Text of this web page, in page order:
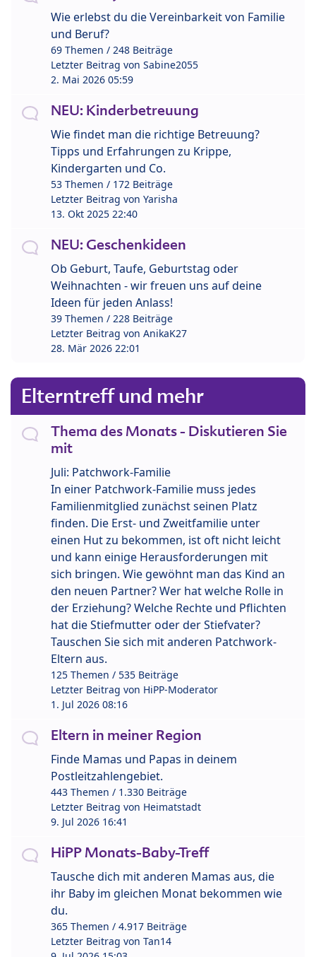
Wie erlebst du die Vereinbarkeit von Familie
und Beruf?
69 Themen / 248 Beiträge
Letzter Beitrag von Sabine2055
2. Mai 2026 05:59
NEU: Kinderbetreuung
Wie findet man die richtige Betreuung?
Tipps und Erfahrungen zu Krippe,
Kindergarten und Co.
53 Themen / 172 Beiträge
Letzter Beitrag von Yarisha
13. Okt 2025 22:40
NEU: Geschenkideen
Ob Geburt, Taufe, Geburtstag oder
Weihnachten - wir freuen uns auf deine
Ideen für jeden Anlass!
39 Themen / 228 Beiträge
Letzter Beitrag von AnikaK27
28. Mär 2026 22:01
Elterntreff und mehr
Thema des Monats - Diskutieren Sie
mit
Juli: Patchwork-Familie
In einer Patchwork-Familie muss jedes
Familienmitglied zunächst seinen Platz
finden. Die Erst- und Zweitfamilie unter
einen Hut zu bekommen, ist oft nicht leicht
und kann einige Herausforderungen mit
sich bringen. Wie gewöhnt man das Kind an
den neuen Partner? Wer hat welche Rolle in
der Erziehung? Welche Rechte und Pflichten
hat die Stiefmutter oder der Stiefvater?
Tauschen Sie sich mit anderen Patchwork-
Eltern aus.
125 Themen / 535 Beiträge
Letzter Beitrag von HiPP-Moderator
1. Jul 2026 08:16
Eltern in meiner Region
Finde Mamas und Papas in deinem
Postleitzahlengebiet.
443 Themen / 1.330 Beiträge
Letzter Beitrag von Heimatstadt
9. Jul 2026 16:41
HiPP Monats-Baby-Treff
Tausche dich mit anderen Mamas aus, die
ihr Baby im gleichen Monat bekommen wie
du.
365 Themen / 4.917 Beiträge
Letzter Beitrag von Tan14